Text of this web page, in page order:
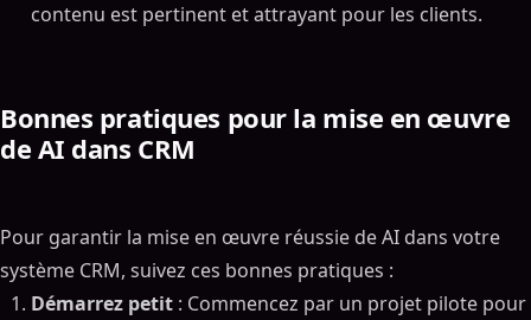
contenu est pertinent et attrayant pour les clients.
Bonnes pratiques pour la mise en œuvre
de AI dans CRM
Pour garantir la mise en œuvre réussie de AI dans votre
système CRM, suivez ces bonnes pratiques :
Démarrez petit : Commencez par un projet pilote pour